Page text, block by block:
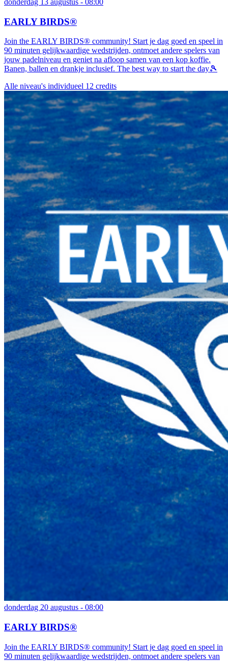
donderdag 13 augustus - 08:00
EARLY BIRDS®
Join the EARLY BIRDS® community! Start je dag goed en speel in
90 minuten gelijkwaardige wedstrijden, ontmoet andere spelers van
jouw padelniveau en geniet na afloop samen van een kop koffie.
Banen, ballen en drankje inclusief. The best way to start the day🎾
Alle niveau's individueel 12 credits
donderdag 20 augustus - 08:00
EARLY BIRDS®
Join the EARLY BIRDS® community! Start je dag goed en speel in
90 minuten gelijkwaardige wedstrijden, ontmoet andere spelers van